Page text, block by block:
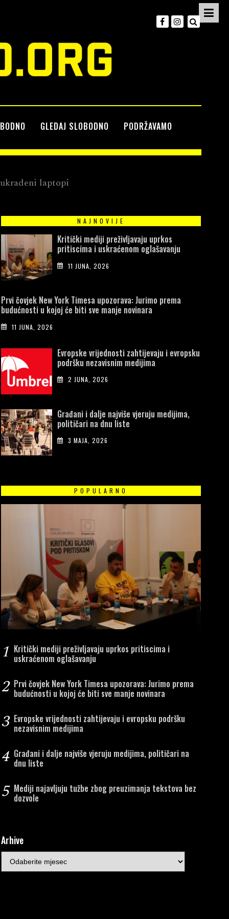
GLEDAJ SLOBODNO PODRŽAVAMO
laptopi
NAJNOVIJE
Kritički mediji preživljavaju uprkos
pritiscima i uskraćenom oglašavanju
11 JUNA, 2026
Prvi čovjek New York Timesa upozorava: Jurimo prema
budućnosti u kojoj će biti sve manje novinara
11 JUNA, 2026
Evropske vrijednosti zahtijevaju i evropsku
podršku nezavisnim medijima
2 JUNA, 2026
Građani i dalje najviše vjeruju medijima,
političari na dnu liste
3 MAJA, 2026
POPULARNO
1 Kritički mediji preživljavaju uprkos pritiscima i
uskraćenom oglašavanju
2 Prvi čovjek New York Timesa upozorava: Jurimo prema
budućnosti u kojoj će biti sve manje novinara
3 Evropske vrijednosti zahtijevaju i evropsku podršku
nezavisnim medijima
4 Građani i dalje najviše vjeruju medijima, političari na
dnu liste
5 Mediji najavljuju tužbe zbog preuzimanja tekstova bez
dozvole
Arhive